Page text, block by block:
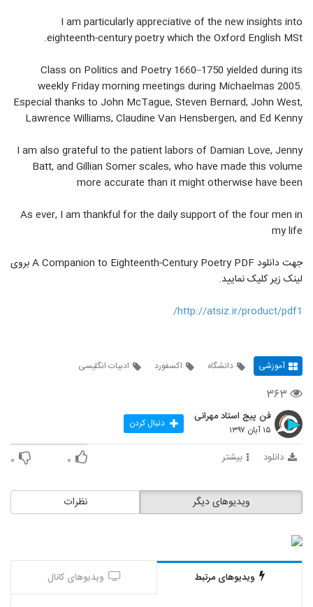
I am particularly appreciative of the new insights into
eighteenth-century poetry which the Oxford English MSt.
Class on Politics and Poetry 1660–1750 yielded during its
weekly Friday morning meetings during Michaelmas 2005.
Especial thanks to John McTague, Steven Bernard, John West,
Lawrence Williams, Claudine Van Hensbergen, and Ed Kenny
I am also grateful to the patient labors of Damian Love, Jenny
Batt, and Gillian Somer scales, who have made this volume
more accurate than it might otherwise have been
As ever, I am thankful for the daily support of the four men in
my life
جهت دانلود A Companion to Eighteenth-Century Poetry PDF بروی
لینک زیر کلیک نمایید.
http://atsiz.ir/product/pdf1/
آموزشی دانشگاه اکسفورد ادبیات انگلیسی
۳۶۳
فن پیج استاد مهرانی
۱۵ آبان ۱۳۹۷ دنبال کردن
دانلود بیشتر ۰ ۰
نظرات ویدیوهای دیگر
ویدیوهای مرتبط ویدیوهای کانال